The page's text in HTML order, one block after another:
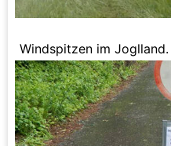
Windspitzen im Joglland.